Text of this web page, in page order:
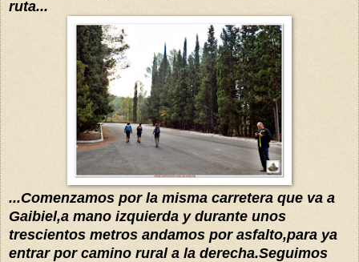
ruta...
...Comenzamos por la misma carretera que va a
Gaibiel,a mano izquierda y durante unos
trescientos metros andamos por asfalto,para ya
entrar por camino rural a la derecha.Seguimos